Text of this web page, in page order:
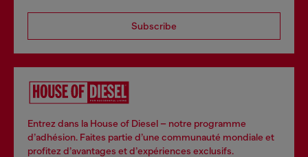
Subscribe
Entrez dans la House of Diesel – notre programme
d’adhésion. Faites partie d’une communauté mondiale et
profitez d’avantages et d’expériences exclusifs.